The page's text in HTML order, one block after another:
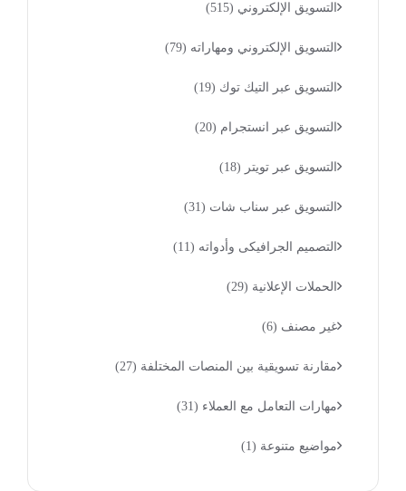
التسويق الإلكتروني (515)
التسويق الإلكتروني ومهاراته (79)
التسويق عبر التيك توك (19)
التسويق عبر انستجرام (20)
التسويق عبر تويتر (18)
التسويق عبر سناب شات (31)
التصميم الجرافيكى وأدواته (11)
الحملات الإعلانية (29)
غير مصنف (6)
مقارنة تسويقية بين المنصات المختلفة (27)
مهارات التعامل مع العملاء (31)
مواضيع متنوعة (1)